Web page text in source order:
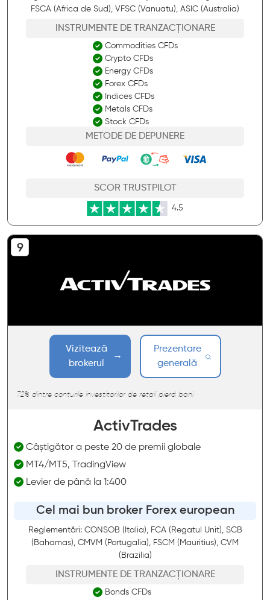
FSCA (Africa de Sud), VFSC (Vanuatu), ASIC (Australia)
INSTRUMENTE DE TRANZACȚIONARE
Commodities CFDs
Crypto CFDs
Energy CFDs
Forex CFDs
Indices CFDs
Metals CFDs
Stock CFDs
METODE DE DEPUNERE
SCOR TRUSTPILOT
4.5
Vizitează
brokerul
Prezentare
generală
72% dintre conturile investitorilor de retail pierd bani
ActivTrades
Câștigător a peste 20 de premii globale
MT4/MT5, TradingView
Levier de până la 1:400
Cel mai bun broker Forex european
Reglementări: CONSOB (Italia), FCA (Regatul Unit), SCB
(Bahamas), CMVM (Portugalia), FSCM (Mauritius), CVM
(Brazilia)
INSTRUMENTE DE TRANZACȚIONARE
Bonds CFDs